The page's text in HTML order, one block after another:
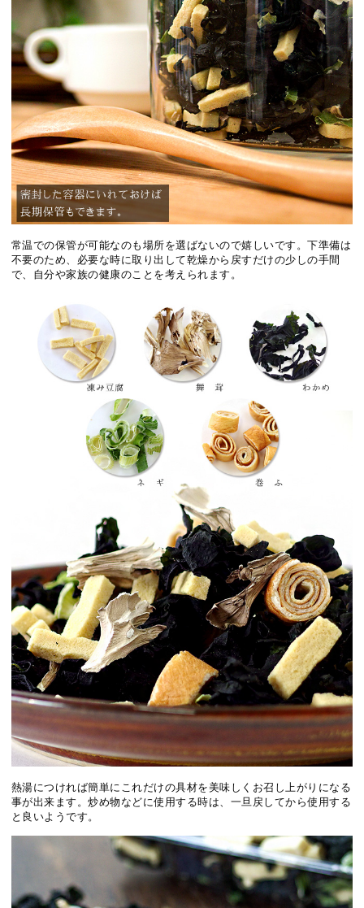
常温での保管が可能なのも場所を選ばないので嬉しいです。下準備は
不要のため、必要な時に取り出して乾燥から戻すだけの少しの手間
で、自分や家族の健康のことを考えられます。
熱湯につければ簡単にこれだけの具材を美味しくお召し上がりになる
事が出来ます。炒め物などに使用する時は、一旦戻してから使用する
と良いようです。